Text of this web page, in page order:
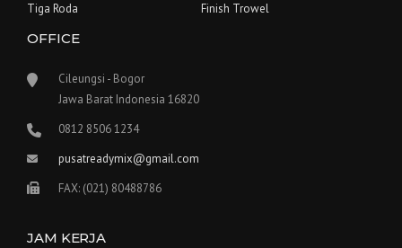
Tiga Roda Finish Trowel
OFFICE
Cileungsi - Bogor
Jawa Barat Indonesia 16820
0812 8506 1234
pusatreadymix@gmail.com
FAX: (021) 80488786
JAM KERJA